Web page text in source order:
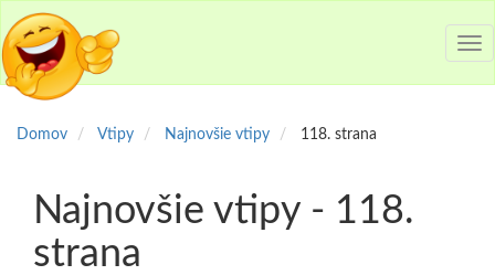
Domov Vtipy Najnovšie vtipy 118. strana
Najnovšie vtipy - 118.
strana